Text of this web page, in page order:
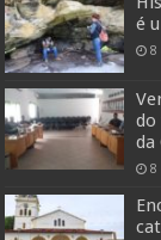
é
8
do
da
8